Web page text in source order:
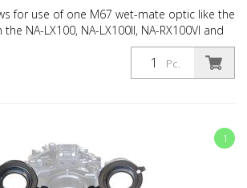
Pc.
for use of one M67 wet-mate optic like the
NA-LX100, NA-LX100II, NA-RX100VI and
1